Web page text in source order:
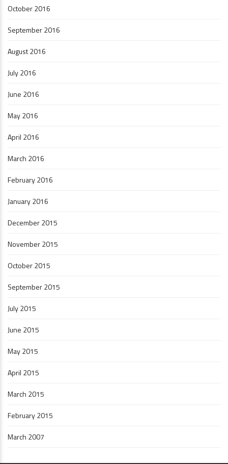
October 2016
September 2016
August 2016
July 2016
June 2016
May 2016
April 2016
March 2016
February 2016
January 2016
December 2015
November 2015
October 2015
September 2015
July 2015
June 2015
May 2015
April 2015
March 2015
February 2015
March 2007